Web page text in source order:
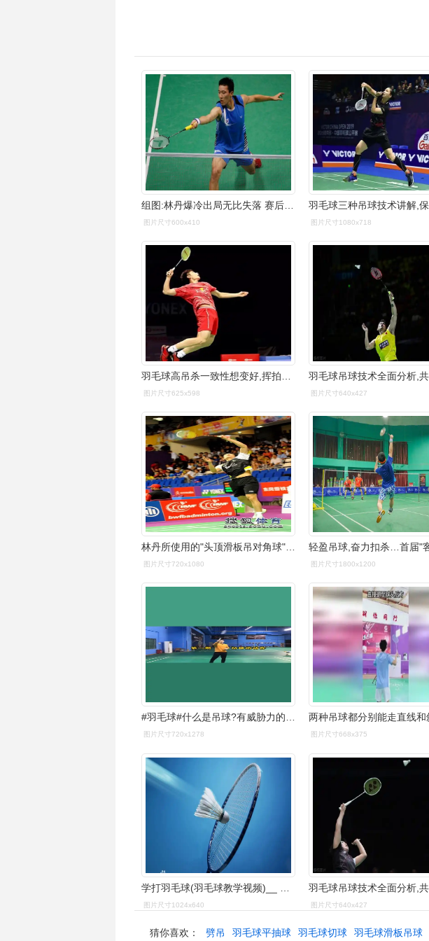
组图:林丹爆冷出局无比失落 赛后表情尽显不服-搜狐体育
图片尺寸600x410 图片尺寸1080x718
图片尺寸625x598 图片尺寸640x427
林丹所使用的"头顶滑板吊对角球"动作是怎样的? - 知乎
图片尺寸720x1080 图片尺寸1800x1200
#羽毛球#什么是吊球?有威胁力的高质量的吊球有何动作要领!
图片尺寸720x1278 图片尺寸668x375
学打羽毛球(羽毛球教学视频)__ 第16集 后场吊球技术
图片尺寸1024x640 图片尺寸640x427
猜你喜欢： 劈吊 羽毛球平抽球 羽毛球切球 羽毛球滑板吊球